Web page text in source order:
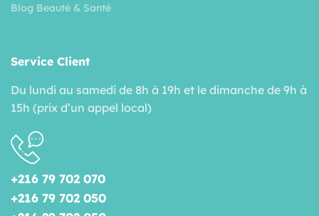
Blog Beauté & Santé
Service Client
Du lundi au samedi de 8h à 19h et le dimanche de 9h à
15h (prix d’un appel local)
+216 79 702 070
+216 79 702 050